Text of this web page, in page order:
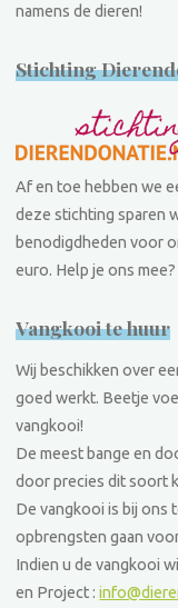
namens de dieren!
Stichting
Af en toe hebben we
deze stichting sparen
benodigdheden voor
euro. Help je ons
Vangkooi te huur
Wij beschikken over
goed werkt. Beetje
vangkooi!
De meest bange en
door precies dit soort
De vangkooi is bij ons
opbrengsten gaan
Indien u de vangkooi
en Project :